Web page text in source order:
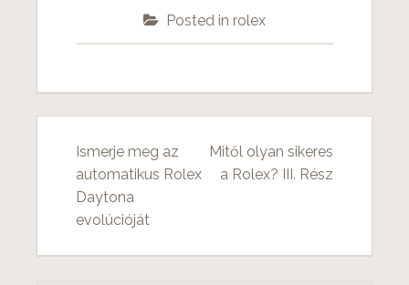
Posted in rolex
B
e
Ismerje meg az
automatikus Rolex
Daytona
evolúcióját
Mitől olyan sikeres
a Rolex? III. Rész